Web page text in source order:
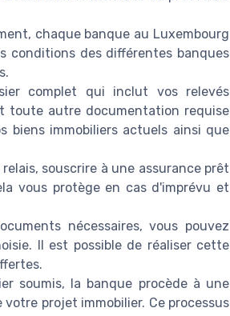
chaque banque au Luxembourg
conditions des différentes banques
complet qui inclut vos relevés
toute autre documentation requise
biens immobiliers actuels ainsi que
souscrire à une assurance prêt
vous protège en cas d'imprévu et
nécessaires, vous pouvez
Il est possible de réaliser cette
soumis, la banque procède à une
projet immobilier. Ce processus